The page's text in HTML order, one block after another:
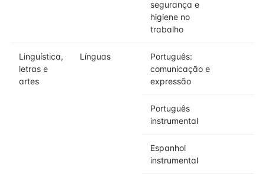
segurança e
higiene no
trabalho
Linguística,
letras e
artes
Línguas
Português:
comunicação e
expressão
Português
instrumental
Espanhol
instrumental